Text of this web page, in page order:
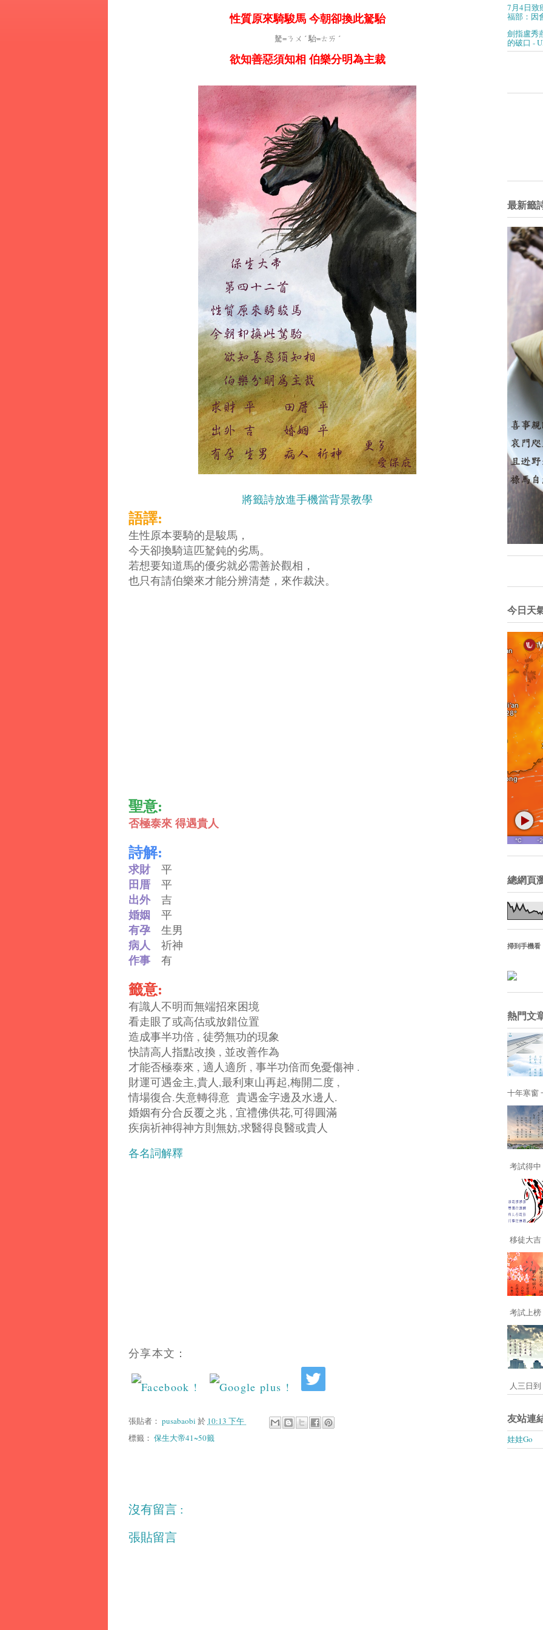
性質原來騎駿馬 今朝卻換此駑駘
駑=ㄋㄨ ˊ駘=ㄊㄞ ˊ
欲知善惡須知相 伯樂分明為主裁
將籤詩放進手機當背景教學
語譯:
生性原本要騎的是駿馬，
今天卻換騎這匹駑鈍的劣馬。
若想要知道馬的優劣就必需善於觀相，
也只有請伯樂來才能分辨清楚，來作裁決。
聖意:
否極泰來 得遇貴人
詩解:
求財平
田厝 平
出外吉
婚姻 平
有孕 生男
病人 祈神
作事 有
籤意:
有識人不明而無端招來困境
看走眼了或高估或放錯位置
造成事半功倍 , 徒勞無功的現象
快請高人指點改換 , 並改善作為
才能否極泰來 , 適人適所 , 事半功倍而免憂傷神 .
財運可遇金主,貴人,最利東山再起,梅開二度 ,
情場復合.失意轉得意 貴遇金字邊及水邊人.
婚姻有分合反覆之兆 , 宜禮佛供花,可得圓滿
疾病祈神得神方則無妨,求醫得良醫或貴人
各名詞解釋
分享本文：
張貼者： pusabaobi 於 10:13 下午
標籤： 保生大帝41~50籤
沒有留言 :
張貼留言
7月4日致
福部：因
劍指盧秀
的破口 -
最新籤
今日天
總網頁
掃到手機看
熱門文
十年寒窗
考試得
移徒大
考試上
人三日
友站連
娃娃Go